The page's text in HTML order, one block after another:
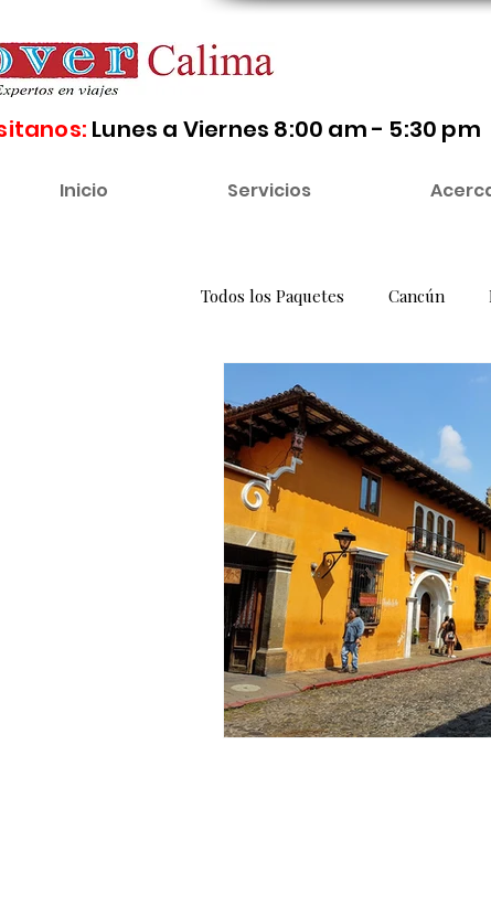
Lunes a Viernes 8:00 am - 5:30 pm
Inicio Servicios
Todos los Paquetes Cancún
Florida
Ecuador Brasil
Cruceros Europa Asia